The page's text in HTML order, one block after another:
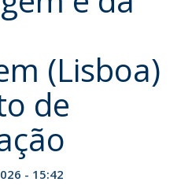
(Lisboa)
de
- 15:42